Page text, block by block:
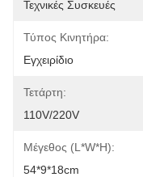
Τεχνικές Συσκευές
Τύπος Κινητήρα:
Εγχειρίδιο
Τετάρτη:
110V/220V
Μέγεθος (L*W*H):
54*9*18cm